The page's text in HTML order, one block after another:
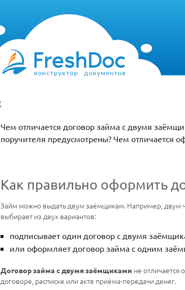
Чем отличается договор займа с двумя
поручителя предусмотрены? Чем отличается
Как правильно оформить
Займ можно выдать двум заёмщикам. Например, двум
выбирает из двух вариантов:
подписывает один договор с двумя
или оформляет договор займа с одним
Договор займа с двумя заёмщиками не отличается
договоре, расписке или акте приёма-передачи денег.